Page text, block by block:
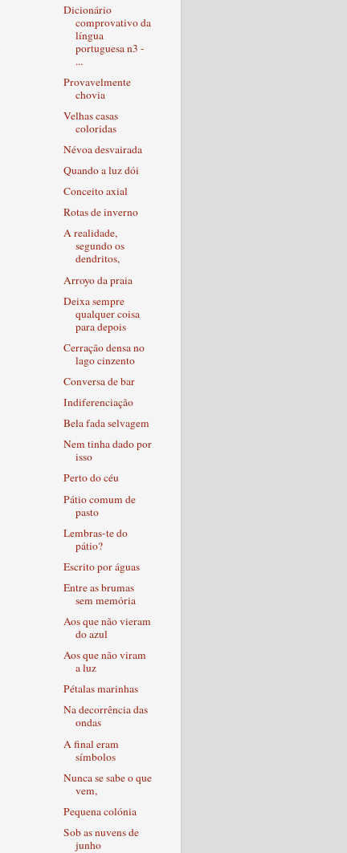
Dicionário
comprovativo da
língua
portuguesa n3 -
...
Provavelmente
chovia
Velhas casas
coloridas
Névoa desvairada
Quando a luz dói
Conceito axial
Rotas de inverno
A realidade,
segundo os
dendritos,
Arroyo da praia
Deixa sempre
qualquer coisa
para depois
Cerração densa no
lago cinzento
Conversa de bar
Indiferenciação
Bela fada selvagem
Nem tinha dado por
isso
Perto do céu
Pátio comum de
pasto
Lembras-te do
pátio?
Escrito por águas
Entre as brumas
sem memória
Aos que não vieram
do azul
Aos que não viram
a luz
Pétalas marinhas
Na decorrência das
ondas
A final eram
símbolos
Nunca se sabe o que
vem,
Pequena colónia
Sob as nuvens de
junho